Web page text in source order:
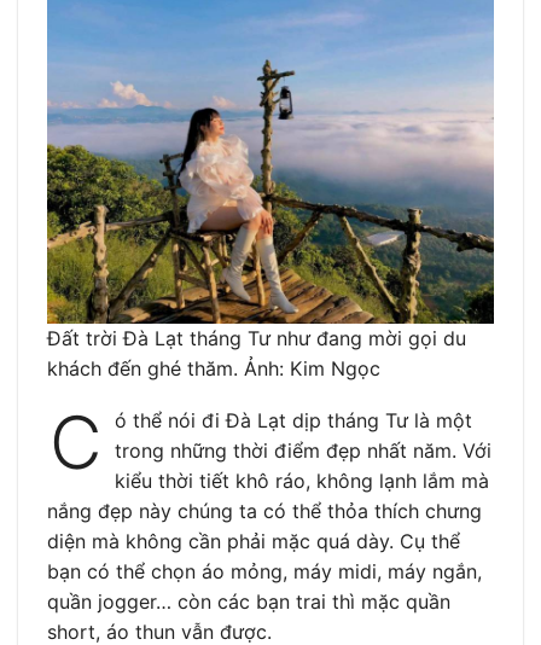
Đất trời Đà Lạt tháng Tư như đang mời gọi du
khách đến ghé thăm. Ảnh: Kim Ngọc
C
ó thể nói đi Đà Lạt dịp tháng Tư là một
trong những thời điểm đẹp nhất năm. Với
kiểu thời tiết khô ráo, không lạnh lắm mà
nắng đẹp này chúng ta có thể thỏa thích chưng
diện mà không cần phải mặc quá dày. Cụ thể
bạn có thể chọn áo mỏng, máy midi, máy ngắn,
quần jogger… còn các bạn trai thì mặc quần
short, áo thun vẫn được.